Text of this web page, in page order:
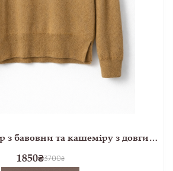
Жіночий пуловер з бавовни та кашеміру з довгим рукавом бежевого кольору
1850₴3700₴